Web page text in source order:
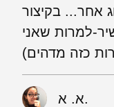
אחר... בקיצור
למרות שאני
א. א.